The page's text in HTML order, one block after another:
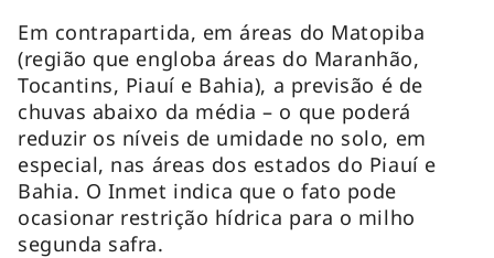
Em contrapartida, em áreas do Matopiba
(região que engloba áreas do Maranhão,
Tocantins, Piauí e Bahia), a previsão é de
chuvas abaixo da média – o que poderá
reduzir os níveis de umidade no solo, em
especial, nas áreas dos estados do Piauí e
Bahia. O Inmet indica que o fato pode
ocasionar restrição hídrica para o milho
segunda safra.